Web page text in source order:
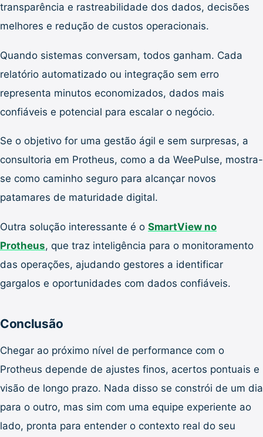
transparência e rastreabilidade dos dados, decisões
melhores e redução de custos operacionais.
Quando sistemas conversam, todos ganham. Cada
relatório automatizado ou integração sem erro
representa minutos economizados, dados mais
confiáveis e potencial para escalar o negócio.
Se o objetivo for uma gestão ágil e sem surpresas, a
consultoria em Protheus, como a da WeePulse, mostra-
se como caminho seguro para alcançar novos
patamares de maturidade digital.
Outra solução interessante é o SmartView no
Protheus, que traz inteligência para o monitoramento
das operações, ajudando gestores a identificar
gargalos e oportunidades com dados confiáveis.
Conclusão
Chegar ao próximo nível de performance com o
Protheus depende de ajustes finos, acertos pontuais e
visão de longo prazo. Nada disso se constrói de um dia
para o outro, mas sim com uma equipe experiente ao
lado, pronta para entender o contexto real do seu